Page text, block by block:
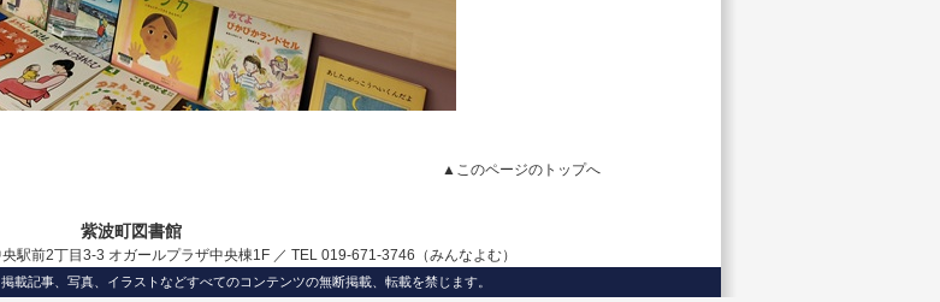
▲このページのトップへ
紫波町図書館
駅前2丁目3-3 オガールプラザ中央棟1F ／ TEL 019-671-3746（みんなよむ）
載記事、写真、イラストなどすべてのコンテンツの無断掲載、転載を禁じます。